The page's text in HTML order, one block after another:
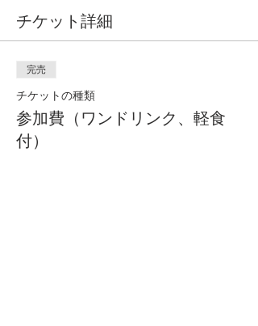
チケット詳細
完売
チケットの種類
参加費（ワンドリンク、軽食
付）